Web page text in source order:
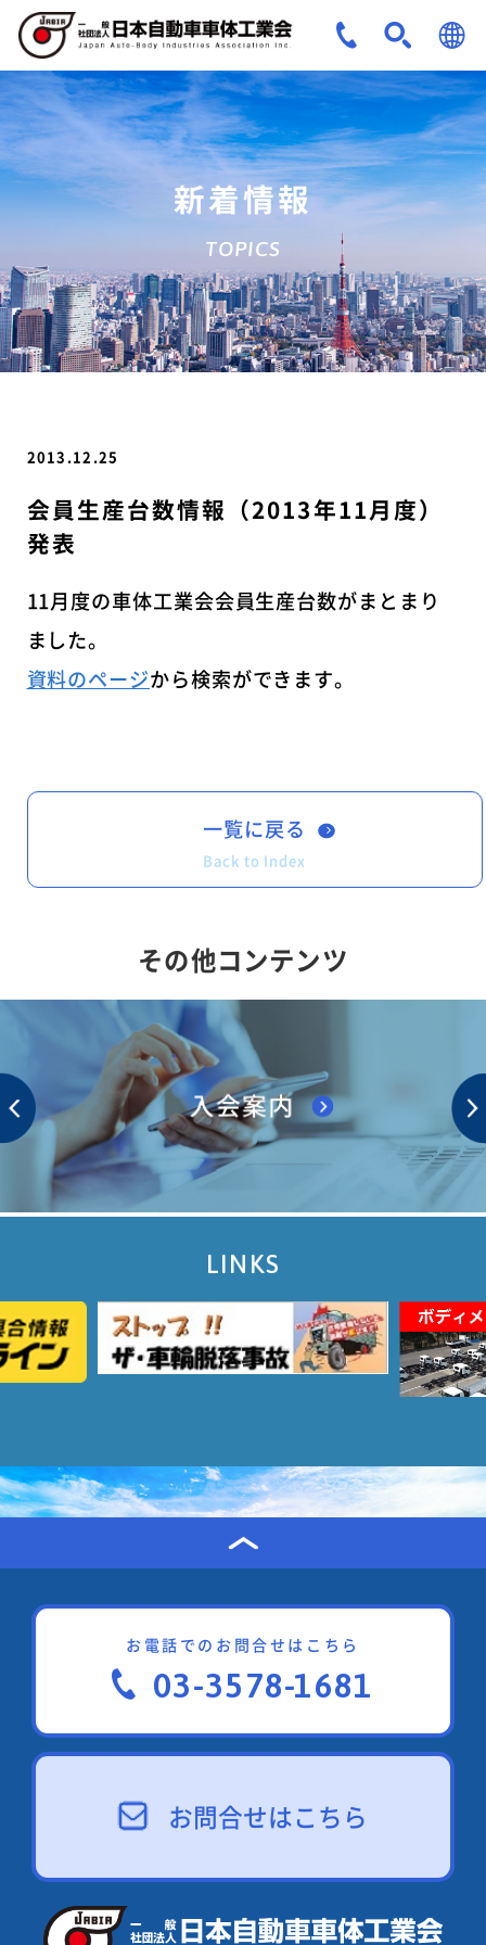
JPN
ENG
新着情報
TOPICS
2013.12.25
会員生産台数情報（2013年11月度）
発表
11月度の車体工業会会員生産台数がまとまり
ました。
資料のページから検索ができます。
一覧に戻る
Back to Index
その他コンテンツ
LINKS
お電話でのお問合せはこちら
03-3578-1681
お問合せはこちら